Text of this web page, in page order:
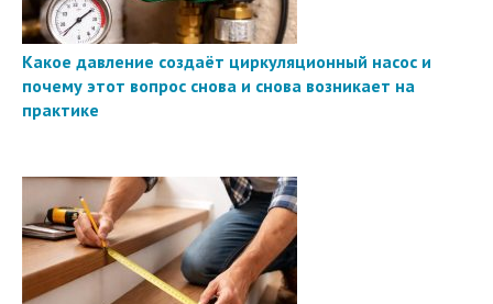
Какое давление создаёт циркуляционный насос и
почему этот вопрос снова и снова возникает на
практике